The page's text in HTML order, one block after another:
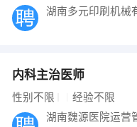
湖南多元印刷机械
内科主治医师
性别不限 经验不限
湖南魏源医院运营